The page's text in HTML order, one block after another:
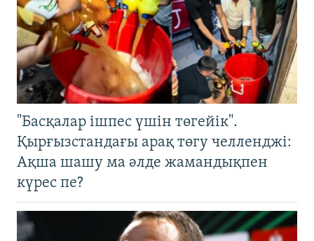
"Басқалар ішпес үшін төгейік".
Қырғызстандағы арақ төгу челленджі:
Ақша шашу ма әлде жамандықпен
күрес пе?